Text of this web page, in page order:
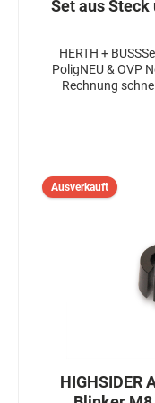
Set aus
HERTH +
PoligNEU & OVP
Rechnung
Ausverkauft
HIGHSIDER